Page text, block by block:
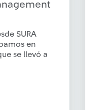
SURA
en
se llevó a